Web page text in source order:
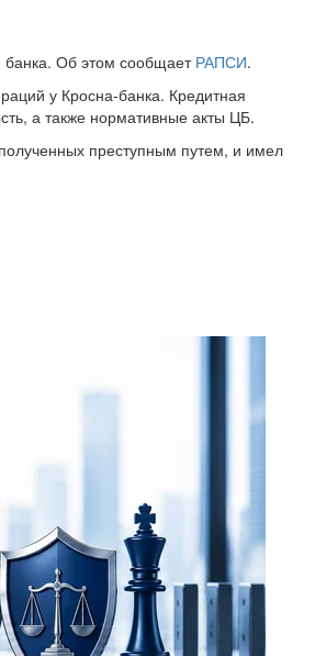
банка. Об этом сообщает РАПСИ.
у Кросна-банка. Кредитная
а также нормативные акты ЦБ.
преступным путем, и имел